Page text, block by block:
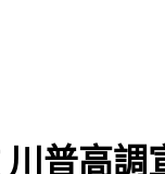
井「頭部受創」昏迷
普高調